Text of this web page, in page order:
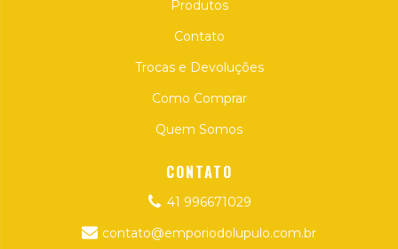
Produtos
Contato
Trocas e Devoluções
Como Comprar
Quem Somos
CONTATO
41 996671029
contato@emporiodolupulo.com.br